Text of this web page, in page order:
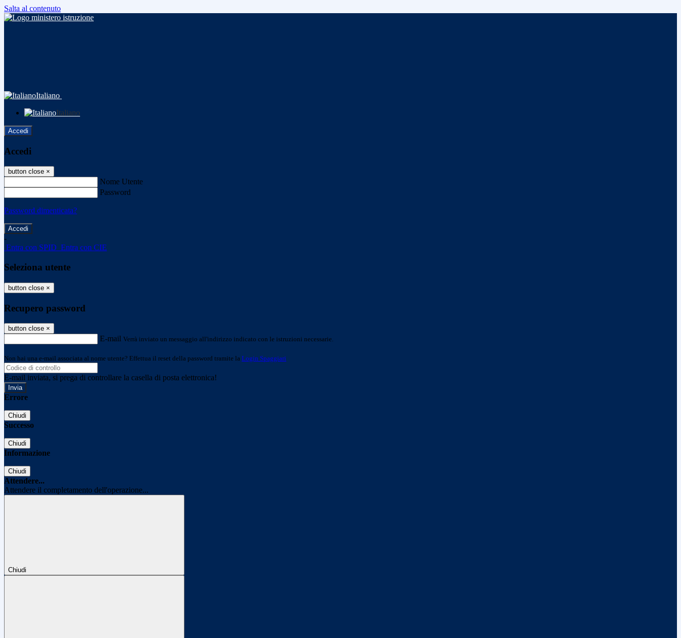
Salta al contenuto
Italiano
Italiano
Accedi
Accedi
button close ×
Nome Utente
Password
Password dimenticata?
-
Entra con SPID Entra con CIE
Seleziona utente
button close ×
Recupero password
button close ×
E-mail Verrà inviato un messaggio all'indirizzo indicato con le istruzioni necessarie.
Non hai una e-mail associata al nome utente? Effettua il reset della password tramite la Login Spaggiari
E-mail inviata, si prega di controllare la casella di posta elettronica!
Errore
Chiudi
Successo
Chiudi
Informazione
Chiudi
Attendere...
Attendere il completamento dell'operazione...
Chiudi